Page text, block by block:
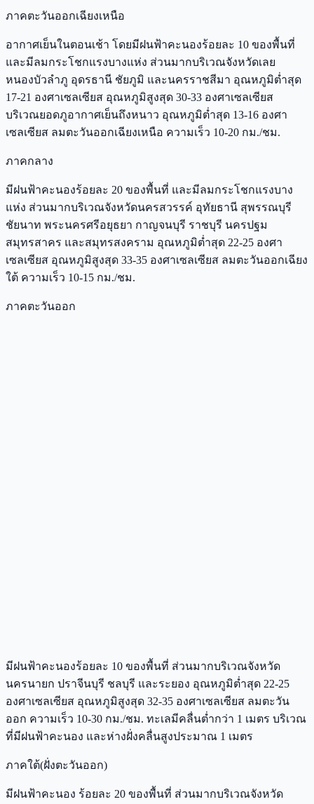
ภาคตะวันออกเฉียงเหนือ
อากาศเย็นในตอนเช้า โดยมีฝนฟ้าคะนองร้อยละ 10 ของพื้นที่
และมีลมกระโชกแรงบางแห่ง ส่วนมากบริเวณจังหวัดเลย
หนองบัวลำภู อุดรธานี ชัยภูมิ และนครราชสีมา อุณหภูมิต่ำสุด
17-21 องศาเซลเซียส อุณหภูมิสูงสุด 30-33 องศาเซลเซียส
บริเวณยอดภูอากาศเย็นถึงหนาว อุณหภูมิต่ำสุด 13-16 องศา
เซลเซียส ลมตะวันออกเฉียงเหนือ ความเร็ว 10-20 กม./ชม.
ภาคกลาง
มีฝนฟ้าคะนองร้อยละ 20 ของพื้นที่ และมีลมกระโชกแรงบาง
แห่ง ส่วนมากบริเวณจังหวัดนครสวรรค์ อุทัยธานี สุพรรณบุรี
ชัยนาท พระนครศรีอยุธยา กาญจนบุรี ราชบุรี นครปฐม
สมุทรสาคร และสมุทรสงคราม อุณหภูมิต่ำสุด 22-25 องศา
เซลเซียส อุณหภูมิสูงสุด 33-35 องศาเซลเซียส ลมตะวันออกเฉียง
ใต้ ความเร็ว 10-15 กม./ชม.
ภาคตะวันออก
มีฝนฟ้าคะนองร้อยละ 10 ของพื้นที่ ส่วนมากบริเวณจังหวัด
นครนายก ปราจีนบุรี ชลบุรี และระยอง อุณหภูมิต่ำสุด 22-25
องศาเซลเซียส อุณหภูมิสูงสุด 32-35 องศาเซลเซียส ลมตะวัน
ออก ความเร็ว 10-30 กม./ชม. ทะเลมีคลื่นต่ำกว่า 1 เมตร บริเวณ
ที่มีฝนฟ้าคะนอง และห่างฝั่งคลื่นสูงประมาณ 1 เมตร
ภาคใต้(ฝั่งตะวันออก)
มีฝนฟ้าคะนอง ร้อยละ 20 ของพื้นที่ ส่วนมากบริเวณจังหวัด